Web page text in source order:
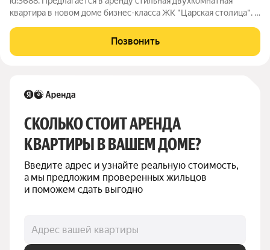
квартира в новом доме бизнес-класса ЖК "Царская столица". В
отделочных материалов. Авторский дизайн-проект. Квартира
оборудована всей
Позвонить
СКОЛЬКО СТОИТ АРЕНДА
КВАРТИРЫ В ВАШЕМ ДОМЕ?
Введите адрес и узнайте реальную стоимость,
а мы предложим проверенных жильцов
и поможем сдать выгодно
Адрес вашей квартиры